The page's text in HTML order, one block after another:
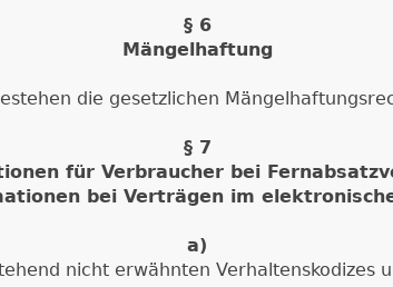
§ 6
Mängelhaftung
die gesetzlichen
§ 7
für Verbraucher bei
bei Verträgen im
a)
nicht erwähnten Verhaltenskodizes